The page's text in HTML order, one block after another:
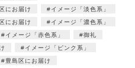
にお届け
イメージ「淡色系」
にお届け
イメージ「濃色系」
イメージ「赤色系」
御礼
イメージ「ピンク系」
豊島区にお届け